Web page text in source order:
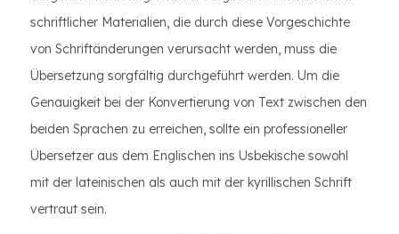
schriftlicher Materialien, die durch diese Vorgeschichte
von Schriftänderungen verursacht werden, muss die
Übersetzung sorgfältig durchgeführt werden. Um die
Genauigkeit bei der Konvertierung von Text zwischen den
beiden Sprachen zu erreichen, sollte ein professioneller
Übersetzer aus dem Englischen ins Usbekische sowohl
mit der lateinischen als auch mit der kyrillischen Schrift
vertraut sein.